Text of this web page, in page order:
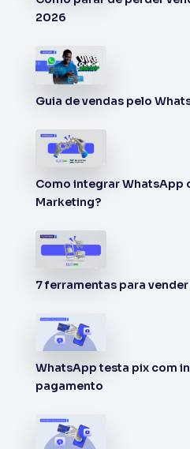
2026
Guia de vendas pelo
Como integrar WhatsApp
Marketing?
7 ferramentas para
WhatsApp testa pix com
pagamento